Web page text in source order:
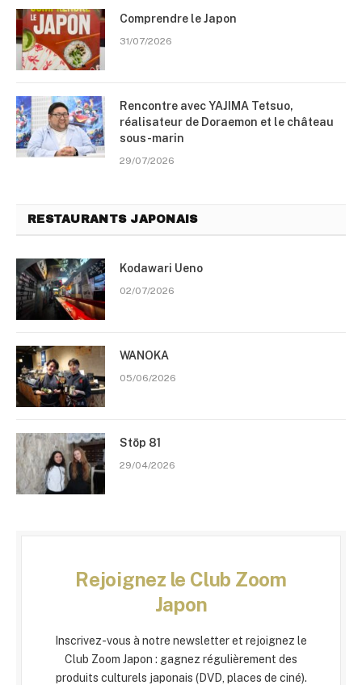
Comprendre le Japon
31/07/2026
Rencontre avec YAJIMA Tetsuo,
réalisateur de Doraemon et le château
sous-marin
29/07/2026
RESTAURANTS JAPONAIS
Kodawari Ueno
02/07/2026
WANOKA
05/06/2026
Stōp 81
29/04/2026
Rejoignez le Club Zoom
Japon
Inscrivez-vous à notre newsletter et rejoignez le
Club Zoom Japon : gagnez régulièrement des
produits culturels japonais (DVD, places de ciné).